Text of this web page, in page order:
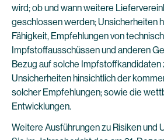
wird; ob und wann weitere
geschlossen werden; Unsicherheiten
Fähigkeit, Empfehlungen von
Impfstoffausschüssen und anderen
Bezug auf solche Impfstoffkandidaten
Unsicherheiten hinsichtlich der
solcher Empfehlungen; sowie die
Entwicklungen.
Weitere Ausführungen zu Risiken und